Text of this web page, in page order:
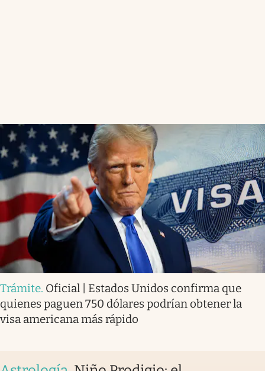
Trámite. Oficial | Estados Unidos confirma que
quienes paguen 750 dólares podrían obtener la
visa americana más rápido